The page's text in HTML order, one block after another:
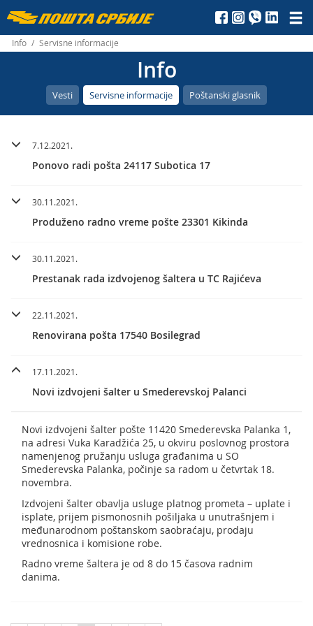
Пошта
Србије
д.о.о.
Info / Servisne informacije
Info
Vesti Servisne informacije Poštanski glasnik
7.12.2021.
Ponovo radi pošta 24117 Subotica 17
30.11.2021.
Produženo radno vreme pošte 23301 Kikinda
30.11.2021.
Prestanak rada izdvojenog šaltera u TC Rajićeva
22.11.2021.
Renovirana pošta 17540 Bosilegrad
17.11.2021.
Novi izdvojeni šalter u Smederevskoj Palanci
Novi izdvojeni šalter pošte 11420 Smederevska Palanka 1,
na adresi Vuka Karadžića 25, u okviru poslovnog prostora
namenjenog pružanju usluga građanima u SO
Smederevska Palanka, počinje sa radom u četvrtak 18.
novembra.
Izdvojeni šalter obavlja usluge platnog prometa – uplate i
isplate, prijem pismonosnih pošiljaka u unutrašnjem i
međunarodnom poštanskom saobraćaju, prodaju
vrednosnica i komisione robe.
Radno vreme šaltera je od 8 do 15 časova radnim
danima.